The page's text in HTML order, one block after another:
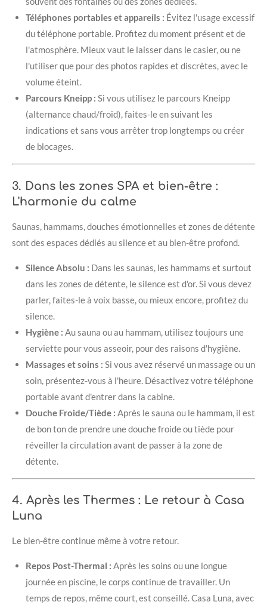
Téléphones portables et appareils : Évitez l'usage excessif
du téléphone portable. Profitez du moment présent et de
l'atmosphère. Mieux vaut le laisser dans le casier, ou ne
l'utiliser que pour des photos rapides et discrètes, avec le
volume éteint.
Parcours Kneipp : Si vous utilisez le parcours Kneipp
(alternance chaud/froid), faites-le en suivant les
indications et sans vous arrêter trop longtemps ou créer
de blocages.
3. Dans les zones SPA et bien-être :
L'harmonie du calme
Saunas, hammams, douches émotionnelles et zones de détente
sont des espaces dédiés au silence et au bien-être profond.
Silence Absolu : Dans les saunas, les hammams et surtout
dans les zones de détente, le silence est d'or. Si vous devez
parler, faites-le à voix basse, ou mieux encore, profitez du
silence.
Hygiène : Au sauna ou au hammam, utilisez toujours une
serviette pour vous asseoir, pour des raisons d'hygiène.
Massages et soins : Si vous avez réservé un massage ou un
soin, présentez-vous à l'heure. Désactivez votre téléphone
portable avant d'entrer dans la cabine.
Douche Froide/Tiède : Après le sauna ou le hammam, il est
de bon ton de prendre une douche froide ou tiède pour
réveiller la circulation avant de passer à la zone de
détente.
4. Après les Thermes : Le retour à Casa
Luna
Le bien-être continue même à votre retour.
Repos Post-Thermal : Après les soins ou une longue
journée en piscine, le corps continue de travailler. Un
temps de repos, même court, est conseillé. Casa Luna, avec